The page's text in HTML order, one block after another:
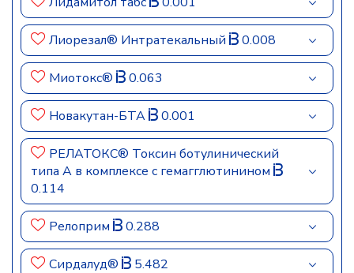
Лиорезал® Интратекальный 0.008
Миотокс® 0.063
Новакутан-БТА 0.001
РЕЛАТОКС® Токсин ботулинический
типа А в комплексе с гемагглютинином
0.114
Релоприм 0.288
Сирдалуд® 5.482